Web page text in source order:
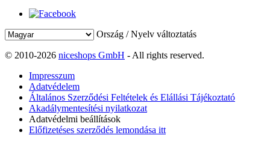
Ország / Nyelv változtatás
© 2010-2026 niceshops GmbH - All rights reserved.
Impresszum
Adatvédelem
Általános Szerződési Feltételek és Elállási Tájékoztató
Akadálymentesítési nyilatkozat
Adatvédelmi beállítások
Előfizetéses szerződés lemondása itt